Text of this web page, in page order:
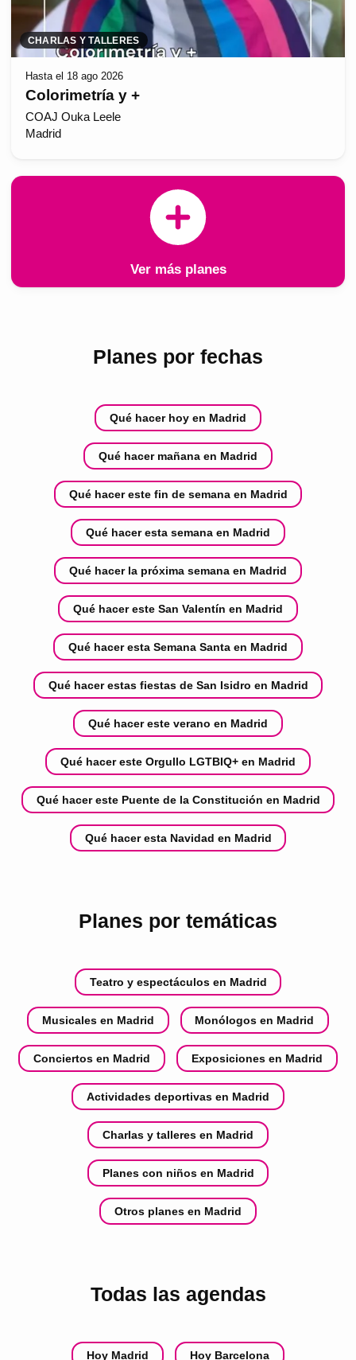
CHARLAS Y TALLERES
Hasta el 18 ago 2026
Colorimetría y +
COAJ Ouka Leele
Madrid
Ver más planes
Planes por fechas
Qué hacer hoy en Madrid
Qué hacer mañana en Madrid
Qué hacer este fin de semana en Madrid
Qué hacer esta semana en Madrid
Qué hacer la próxima semana en Madrid
Qué hacer este San Valentín en Madrid
Qué hacer esta Semana Santa en Madrid
Qué hacer estas fiestas de San Isidro en Madrid
Qué hacer este verano en Madrid
Qué hacer este Orgullo LGTBIQ+ en Madrid
Qué hacer este Puente de la Constitución en Madrid
Qué hacer esta Navidad en Madrid
Planes por temáticas
Teatro y espectáculos en Madrid
Musicales en Madrid Monólogos en Madrid
Conciertos en Madrid Exposiciones en Madrid
Actividades deportivas en Madrid
Charlas y talleres en Madrid
Planes con niños en Madrid
Otros planes en Madrid
Todas las agendas
Hoy Madrid Hoy Barcelona